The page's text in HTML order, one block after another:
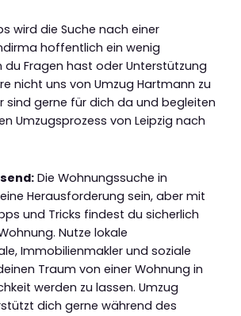
wird die Suche nach einer
hoffentlich ein wenig
du Fragen hast oder Unterstützung
nicht uns von Umzug Hartmann zu
sind gerne für dich da und begleiten
Umzugsprozess von Leipzig nach
Die Wohnungssuche in
Herausforderung sein, aber mit
und Tricks findest du sicherlich
Nutze lokale
Immobilienmakler und soziale
Traum von einer Wohnung in
werden zu lassen. Umzug
dich gerne während des